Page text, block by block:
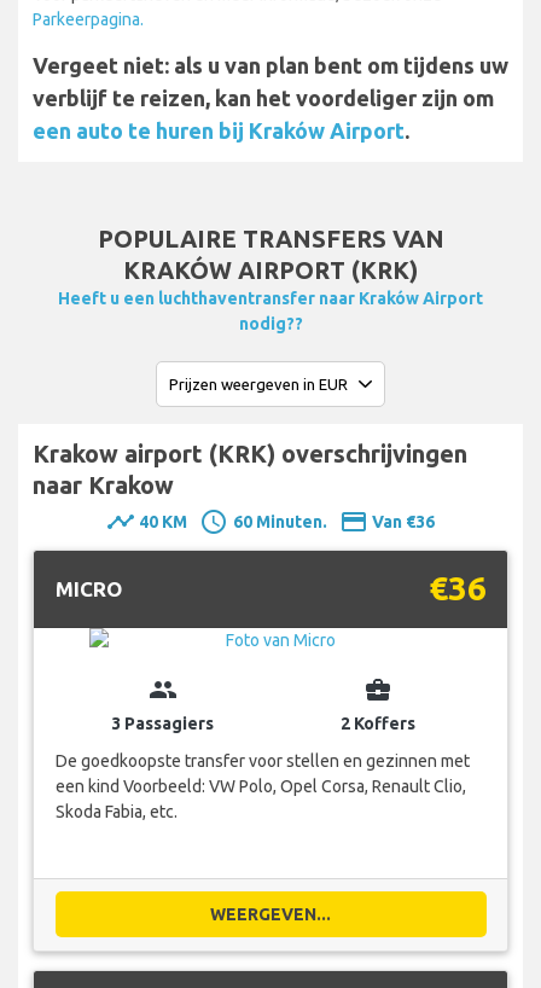
Parkeerpagina.
Vergeet niet: als u van plan bent om tijdens uw
verblijf te reizen, kan het voordeliger zijn om
een auto te huren bij Kraków Airport.
POPULAIRE TRANSFERS VAN
KRAKÓW AIRPORT (KRK)
Heeft u een luchthaventransfer naar Kraków Airport
nodig??
Krakow airport (KRK) overschrijvingen
naar Krakow
timeline 40 KM schedule 60 Minuten. payment Van €36
MICRO €36
group
3 Passagiers
business_center
2 Koffers
De goedkoopste transfer voor stellen en gezinnen met
een kind Voorbeeld: VW Polo, Opel Corsa, Renault Clio,
Skoda Fabia, etc.
WEERGEVEN...